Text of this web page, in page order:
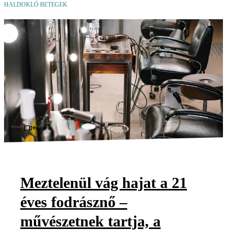
HALDOKLÓ BETEGEK
Videó
Meztelenül vág hajat a 21
éves fodrásznő –
művészetnek tartja, a